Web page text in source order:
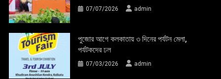
07/07/2026 admin
পুজোর আগে কলকাতায় ৩ দিনের পর্যটন মেলা,
পর্যটকদের ঢল
07/03/2026 admin